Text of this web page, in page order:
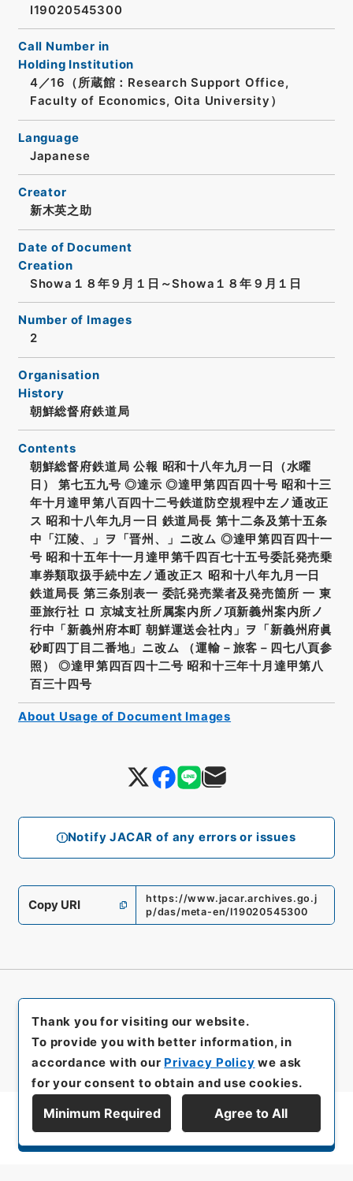
Notify JACAR of any errors or issues
I19020545300
Call Number in
Holding Institution
4／16（所蔵館：Research Support Office,
Faculty of Economics, Oita University）
Language
Japanese
Creator
新木英之助
Date of Document
Creation
Showa１８年９月１日～Showa１８年９月１日
Number of Images
2
Organisation
History
朝鮮総督府鉄道局
Contents
朝鮮総督府鉄道局 公報 昭和十八年九月一日（水曜
日） 第七五九号 ◎達示 ◎達甲第四百四十号 昭和十三
年十月達甲第八百四十二号鉄道防空規程中左ノ通改正
ス 昭和十八年九月一日 鉄道局長 第十二条及第十五条
中「江陵、」ヲ「晋州、」ニ改ム ◎達甲第四百四十一
号 昭和十五年十一月達甲第千四百七十五号委託発売乗
車券類取扱手続中左ノ通改正ス 昭和十八年九月一日
鉄道局長 第三条別表一 委託発売業者及発売箇所 一 東
亜旅行社 ロ 京城支社所属案内所ノ項新義州案内所ノ
行中「新義州府本町 朝鮮運送会社内」ヲ「新義州府眞
砂町四丁目二番地」ニ改ム （運輸－旅客－四七八頁参
照） ◎達甲第四百四十二号 昭和十三年十月達甲第八
百三十四号
Copy URI
https://www.jacar.archives.go.j
p/das/meta-en/I19020545300
About Usage of Document Images
Display Series Hierarchy
Thank you for visiting our website.
To provide you with better information, in
accordance with our Privacy Policy we ask
for your consent to obtain and use cookies.
Minimum Required Agree to All